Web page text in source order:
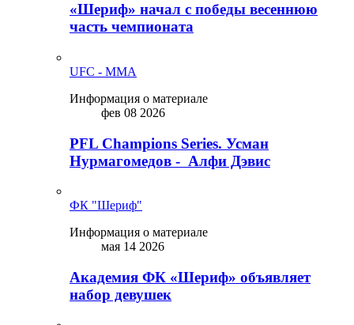
«Шериф» начал с победы весеннюю
часть чемпионата
UFC - MMA
Информация о материале
фев 08 2026
PFL Champions Series. Усман
Нурмагомедов - Алфи Дэвис
ФК "Шериф"
Информация о материале
мая 14 2026
Академия ФК «Шериф» объявляет
набор девушек